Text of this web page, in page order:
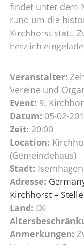
findet unter dem
rund um die
Kirchhorst statt.
herzlich
Veranstalter:
Vereine und
Event: 9.
Datum: 05-02-
Zeit: 20:00
Location:
(Gemeindehaus)
Stadt:
Adresse:
Kirchhorst –
Land: DE
Anmerkungen: